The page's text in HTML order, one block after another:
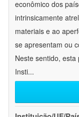
econômico dos
intrinsicamente
materiais e ao
se apresentam ou
Neste sentido,
Insti...